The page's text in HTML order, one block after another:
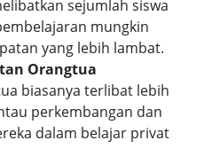
sejumlah siswa
mungkin
yang lebih lambat.
Orangtua
biasanya terlibat lebih
perkembangan dan
dalam belajar privat